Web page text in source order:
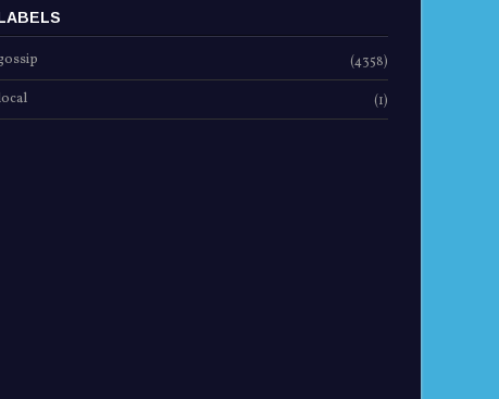
(4358)
(1)